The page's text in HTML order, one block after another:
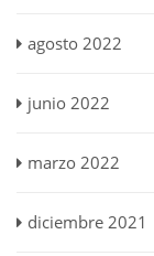
agosto 2022
junio 2022
marzo 2022
diciembre 2021